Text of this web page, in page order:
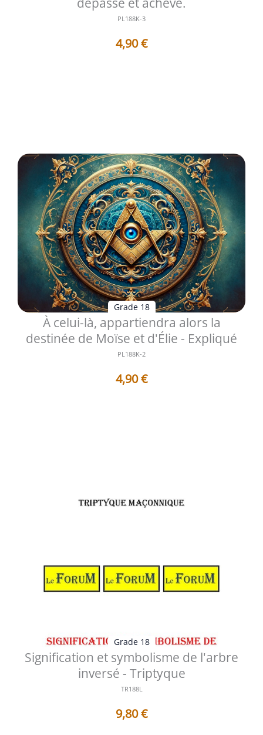
PL188K-3
4,90€
Grade 18
À celui-là, appartiendra alors la
destinée de Moïse et d'Élie - Expliqué
PL188K-2
4,90€
Grade 18
Signification et symbolisme de l'arbre
inversé - Triptyque
TR188L
9,80€